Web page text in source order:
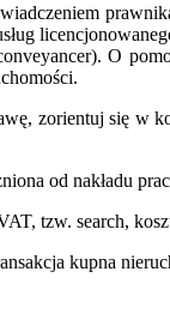
O
zorientuj się w
od nakładu
tzw. search,
kupna